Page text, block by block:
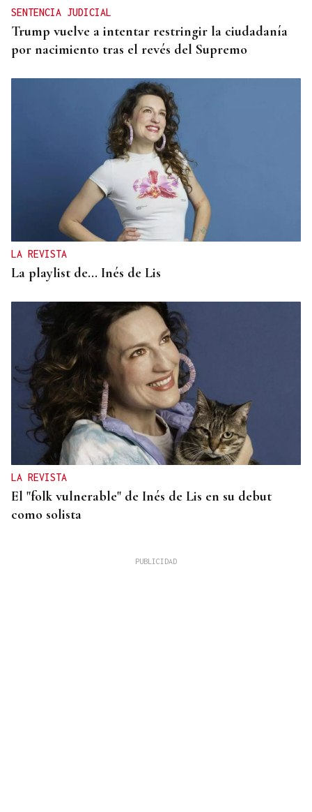
SENTENCIA JUDICIAL
Trump vuelve a intentar restringir la ciudadanía
por nacimiento tras el revés del Supremo
LA REVISTA
La playlist de... Inés de Lis
LA REVISTA
El "folk vulnerable" de Inés de Lis en su debut
como solista